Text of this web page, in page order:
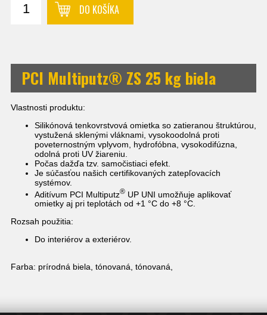
DO KOŠÍKA
PCI Multiputz® ZS 25 kg biela
Vlastnosti produktu:
Silikónová tenkovrstvová omietka so zatieranou štruktúrou,
vystužená sklenými vláknami, vysokoodolná proti
poveternostným vplyvom, hydrofóbna, vysokodifúzna,
odolná proti UV žiareniu.
Počas dažďa tzv. samočistiaci efekt.
Je súčasťou našich certifikovaných zatepľovacích
systémov.
Aditívum PCI Multiputz® UP UNI umožňuje aplikovať
omietky aj pri teplotách od +1 °C do +8 °C.
Rozsah použitia:
Do interiérov a exteriérov.
Farba: prírodná biela, tónovaná, tónovaná,